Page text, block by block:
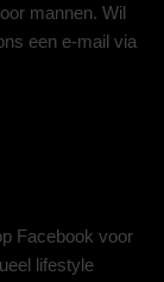
mannen. Wil
een e-mail via
Facebook voor
lifestyle